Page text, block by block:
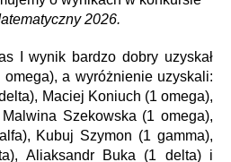
2026.
I wynik bardzo dobry uzyskał
a wyróżnienie uzyskali:
Maciej Koniuch (1 omega),
Szekowska (1 omega),
Kubuj Szymon (1 gamma),
Aliaksandr Buka (1 delta) i